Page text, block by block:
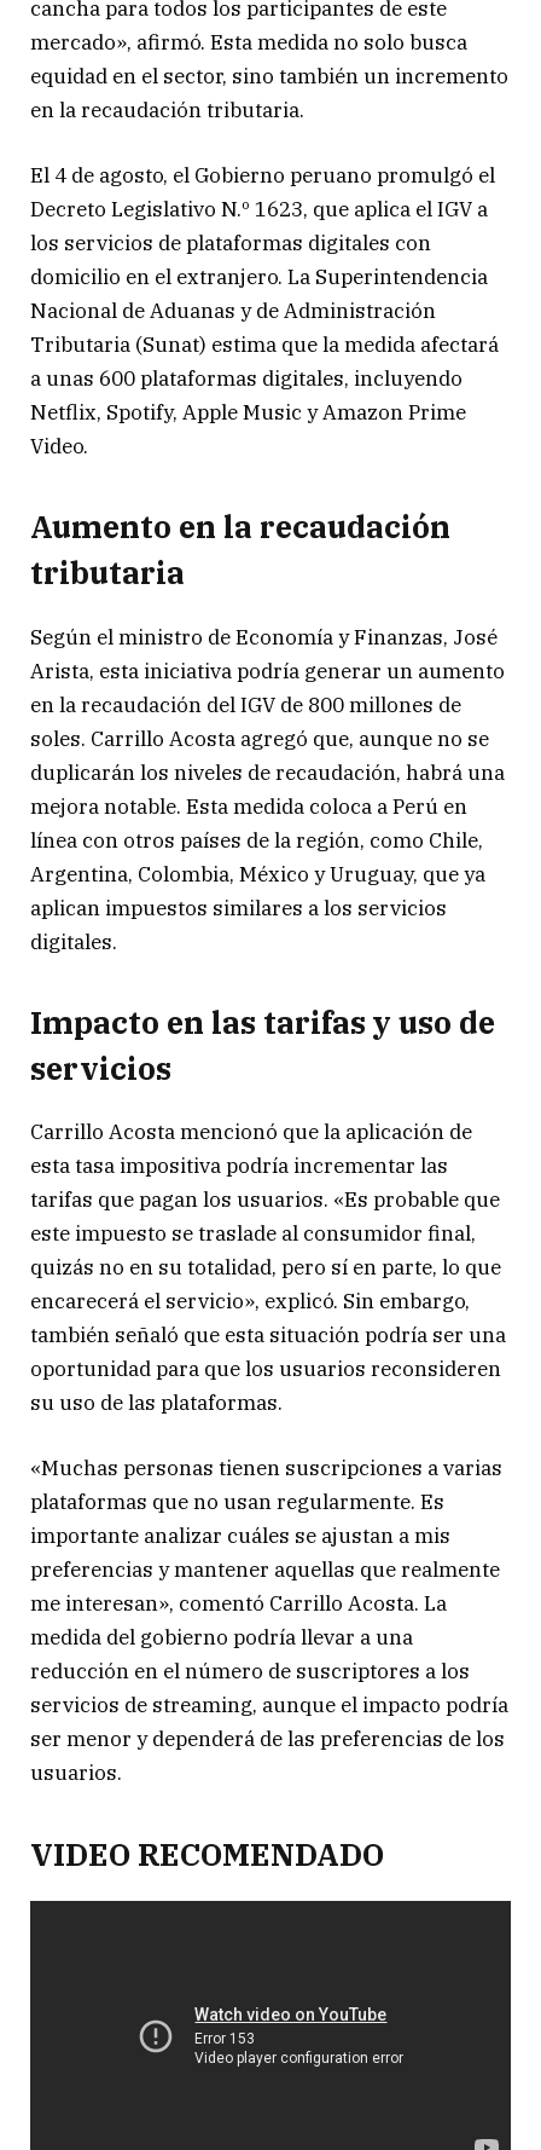
cancha para todos los participantes de este
mercado», afirmó. Esta medida no solo busca
equidad en el sector, sino también un incremento
en la recaudación tributaria.
El 4 de agosto, el Gobierno peruano promulgó el
Decreto Legislativo N.º 1623, que aplica el IGV a
los servicios de plataformas digitales con
domicilio en el extranjero. La Superintendencia
Nacional de Aduanas y de Administración
Tributaria (Sunat) estima que la medida afectará
a unas 600 plataformas digitales, incluyendo
Netflix, Spotify, Apple Music y Amazon Prime
Video.
Aumento en la recaudación
tributaria
Según el ministro de Economía y Finanzas, José
Arista, esta iniciativa podría generar un aumento
en la recaudación del IGV de 800 millones de
soles. Carrillo Acosta agregó que, aunque no se
duplicarán los niveles de recaudación, habrá una
mejora notable. Esta medida coloca a Perú en
línea con otros países de la región, como Chile,
Argentina, Colombia, México y Uruguay, que ya
aplican impuestos similares a los servicios
digitales.
Impacto en las tarifas y uso de
servicios
Carrillo Acosta mencionó que la aplicación de
esta tasa impositiva podría incrementar las
tarifas que pagan los usuarios. «Es probable que
este impuesto se traslade al consumidor final,
quizás no en su totalidad, pero sí en parte, lo que
encarecerá el servicio», explicó. Sin embargo,
también señaló que esta situación podría ser una
oportunidad para que los usuarios reconsideren
su uso de las plataformas.
«Muchas personas tienen suscripciones a varias
plataformas que no usan regularmente. Es
importante analizar cuáles se ajustan a mis
preferencias y mantener aquellas que realmente
me interesan», comentó Carrillo Acosta. La
medida del gobierno podría llevar a una
reducción en el número de suscriptores a los
servicios de streaming, aunque el impacto podría
ser menor y dependerá de las preferencias de los
usuarios.
VIDEO RECOMENDADO